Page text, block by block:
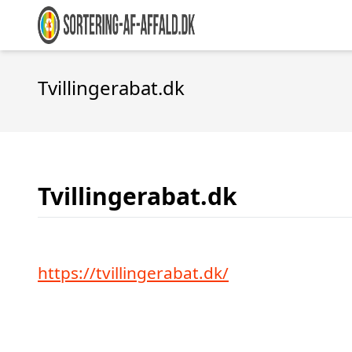
Tvillingerabat.dk
Tvillingerabat.dk
https://tvillingerabat.dk/